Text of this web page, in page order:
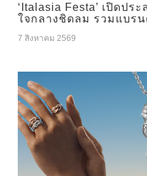
‘Italasia Festa’ เปิดป
ใจกลางชิดลม รวมแบร
7 สิงหาคม 2569